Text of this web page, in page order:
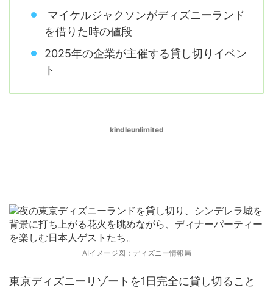
マイケルジャクソンがディズニーランド
を借りた時の値段
2025年の企業が主催する貸し切りイベン
ト
kindleunlimited
AIイメージ図：ディズニー情報局
東京ディズニーリゾートを1日完全に貸し切ること